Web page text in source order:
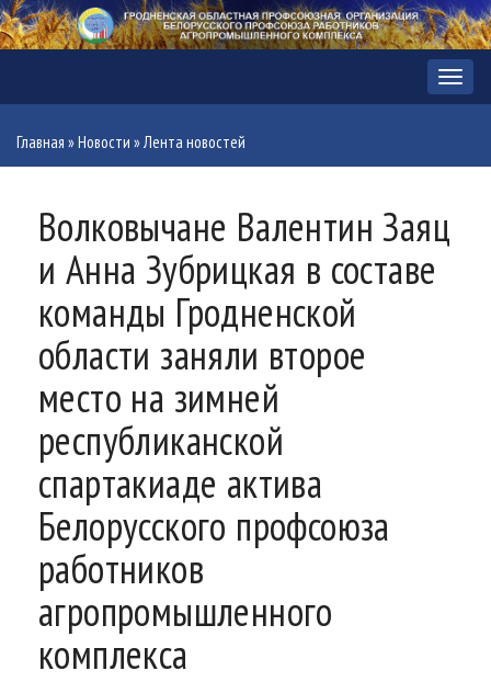
Меню
Главная »Новости »Лента новостей
Волковычане Валентин Заяц
и Анна Зубрицкая в составе
команды Гродненской
области заняли второе
место на зимней
республиканской
спартакиаде актива
Белорусского профсоюза
работников
агропромышленного
комплекса